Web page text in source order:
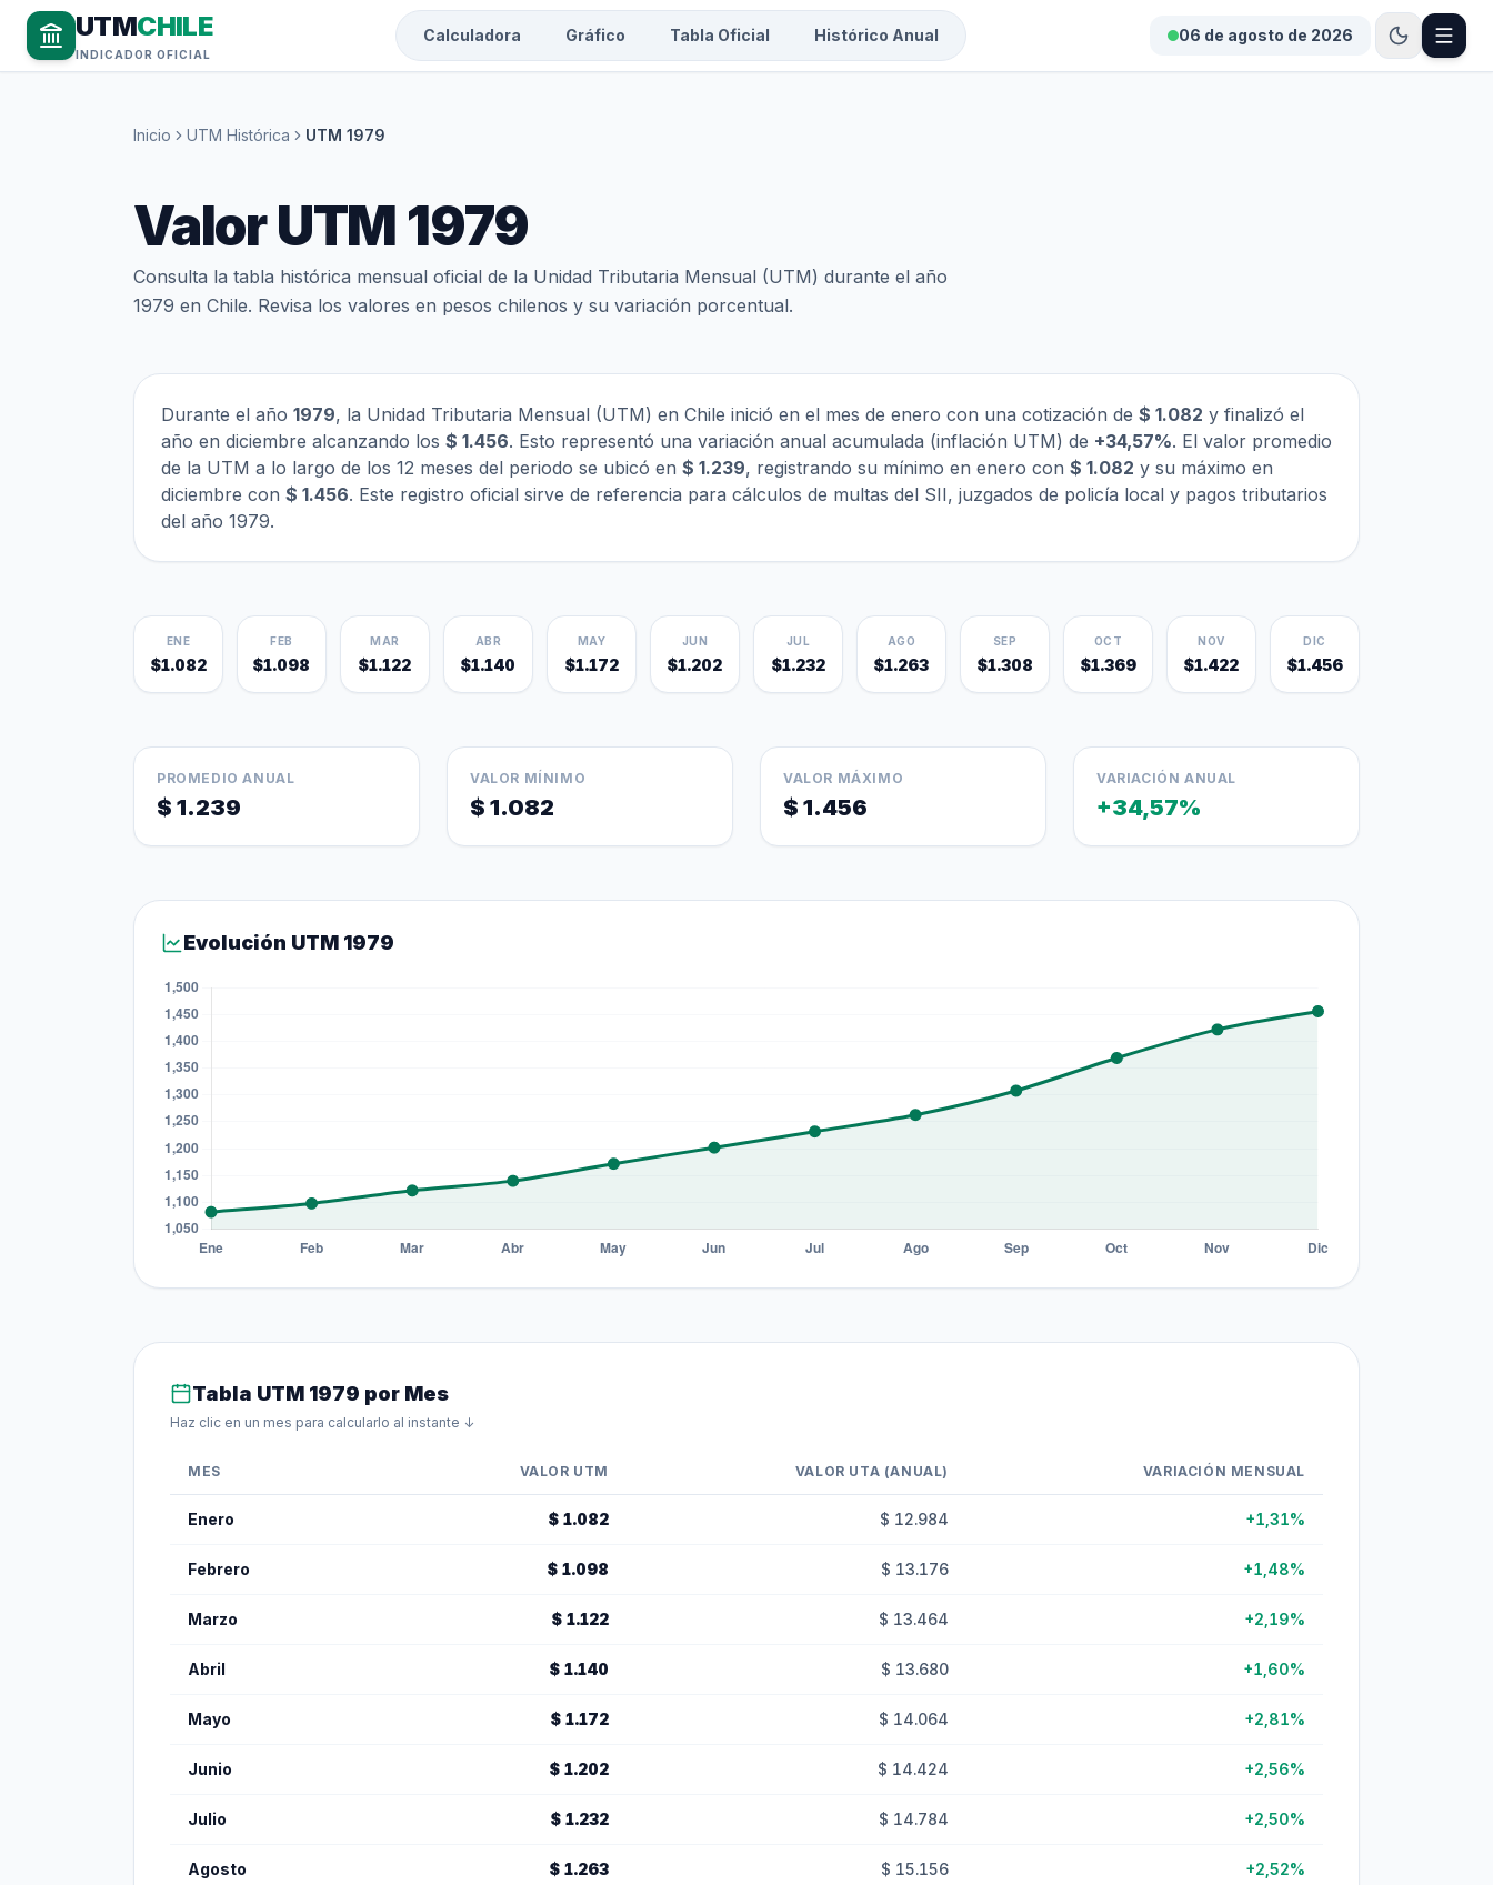
UTMCHILE
INDICADOR OFICIAL
Calculadora Gráfico Tabla Oficial Histórico Anual 06 de agosto de 2026
Inicio UTM Histórica UTM 1979
Valor UTM 1979
Consulta la tabla histórica mensual oficial de la Unidad Tributaria Mensual (UTM) durante el año
1979 en Chile. Revisa los valores en pesos chilenos y su variación porcentual.
Durante el año 1979, la Unidad Tributaria Mensual (UTM) en Chile inició en el mes de enero con una cotización de $ 1.082 y finalizó el
año en diciembre alcanzando los $ 1.456. Esto representó una variación anual acumulada (inflación UTM) de +34,57%. El valor promedio
de la UTM a lo largo de los 12 meses del periodo se ubicó en $ 1.239, registrando su mínimo en enero con $ 1.082 y su máximo en
diciembre con $ 1.456. Este registro oficial sirve de referencia para cálculos de multas del SII, juzgados de policía local y pagos tributarios
del año 1979.
ENE
$1.082
FEB
$1.098
MAR
$1.122
ABR
$1.140
MAY
$1.172
JUN
$1.202
JUL
$1.232
AGO
$1.263
SEP
$1.308
OCT
$1.369
NOV
$1.422
DIC
$1.456
PROMEDIO ANUAL
$ 1.239
VALOR MÍNIMO
$ 1.082
VALOR MÁXIMO
$ 1.456
VARIACIÓN ANUAL
+34,57%
Evolución UTM 1979
Tabla UTM 1979 por Mes
Haz clic en un mes para calcularlo al instante ↓
MES VALOR UTM VALOR UTA (ANUAL) VARIACIÓN MENSUAL
Enero $ 1.082 $ 12.984 +1,31%
Febrero $ 1.098 $ 13.176 +1,48%
Marzo $ 1.122 $ 13.464 +2,19%
Abril $ 1.140 $ 13.680 +1,60%
Mayo $ 1.172 $ 14.064 +2,81%
Junio $ 1.202 $ 14.424 +2,56%
Julio $ 1.232 $ 14.784 +2,50%
Agosto $ 1.263 $ 15.156 +2,52%